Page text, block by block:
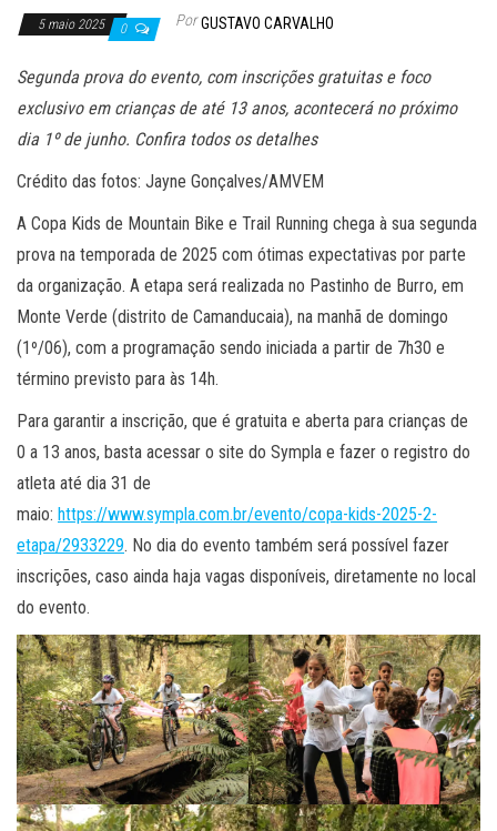
5 maio 2025 0 Por GUSTAVO CARVALHO
Segunda prova do evento, com inscrições gratuitas e foco
exclusivo em crianças de até 13 anos, acontecerá no próximo
dia 1º de junho. Confira todos os detalhes
Crédito das fotos: Jayne Gonçalves/AMVEM
A Copa Kids de Mountain Bike e Trail Running chega à sua segunda
prova na temporada de 2025 com ótimas expectativas por parte
da organização. A etapa será realizada no Pastinho de Burro, em
Monte Verde (distrito de Camanducaia), na manhã de domingo
(1º/06), com a programação sendo iniciada a partir de 7h30 e
término previsto para às 14h.
Para garantir a inscrição, que é gratuita e aberta para crianças de
0 a 13 anos, basta acessar o site do Sympla e fazer o registro do
atleta até dia 31 de
maio: https://www.sympla.com.br/evento/copa-kids-2025-2-
etapa/2933229. No dia do evento também será possível fazer
inscrições, caso ainda haja vagas disponíveis, diretamente no local
do evento.